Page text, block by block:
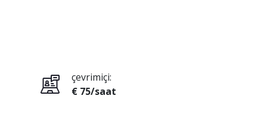
çevrimiçi:
€ 75/saat